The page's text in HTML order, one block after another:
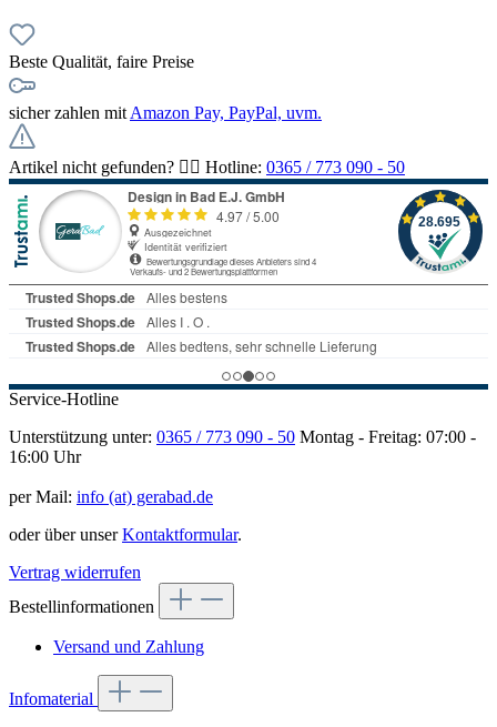
Beste Qualität, faire Preise
sicher zahlen mit Amazon Pay, PayPal, uvm.
Artikel nicht gefunden? 👉🏻 Hotline: 0365 / 773 090 - 50
Service-Hotline
Unterstützung unter: 0365 / 773 090 - 50 Montag - Freitag: 07:00 -
16:00 Uhr
per Mail: info (at) gerabad.de
oder über unserKontaktformular.
Vertrag widerrufen
Bestellinformationen
Versand und Zahlung
Infomaterial